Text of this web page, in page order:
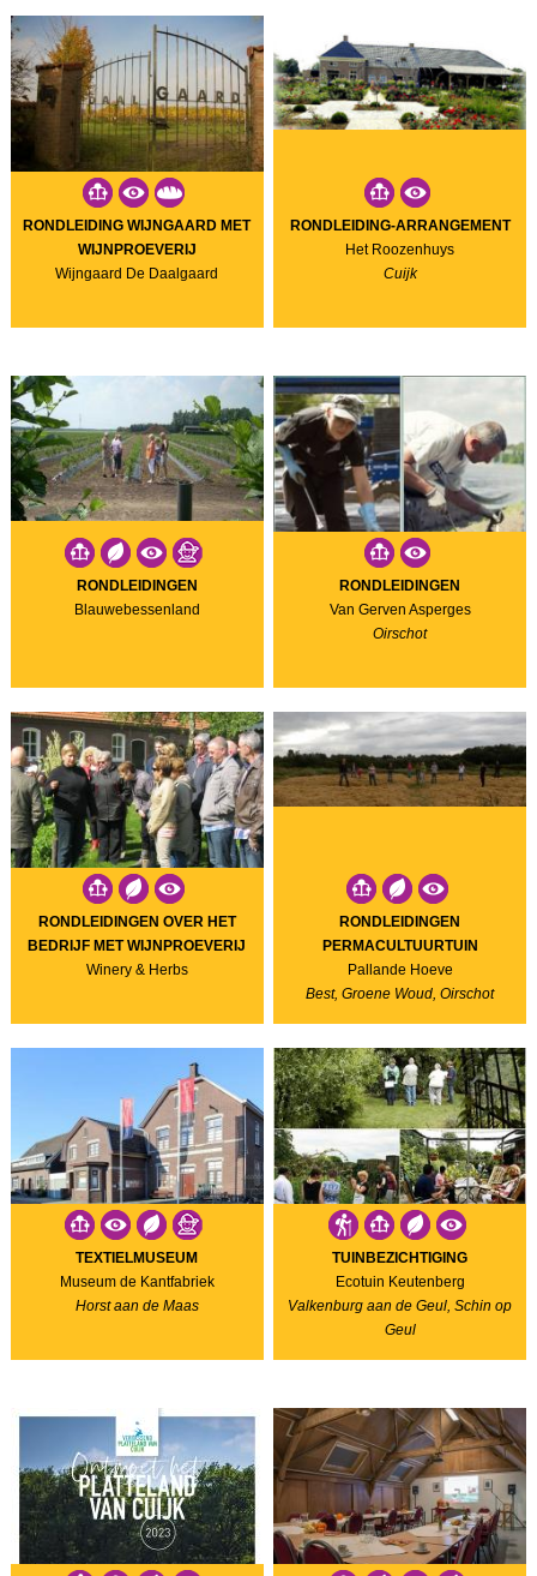
RONDLEIDING WIJNGAARD MET
WIJNPROEVERIJ
Wijngaard De Daalgaard
RONDLEIDING-ARRANGEMENT
Het Roozenhuys
Cuijk
RONDLEIDINGEN
Blauwebessenland
RONDLEIDINGEN
Van Gerven Asperges
Oirschot
RONDLEIDINGEN OVER HET
BEDRIJF MET WIJNPROEVERIJ
Winery & Herbs
RONDLEIDINGEN
PERMACULTUURTUIN
Pallande Hoeve
Best, Groene Woud, Oirschot
TEXTIELMUSEUM
Museum de Kantfabriek
Horst aan de Maas
TUINBEZICHTIGING
Ecotuin Keutenberg
Valkenburg aan de Geul, Schin op
Geul